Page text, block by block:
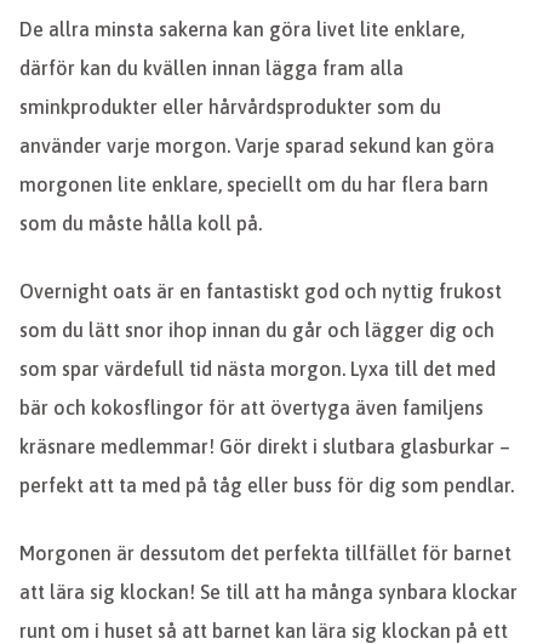
De allra minsta sakerna kan göra livet lite enklare,
därför kan du kvällen innan lägga fram alla
sminkprodukter eller hårvårdsprodukter som du
använder varje morgon. Varje sparad sekund kan göra
morgonen lite enklare, speciellt om du har flera barn
som du måste hålla koll på.
Overnight oats är en fantastiskt god och nyttig frukost
som du lätt snor ihop innan du går och lägger dig och
som spar värdefull tid nästa morgon. Lyxa till det med
bär och kokosflingor för att övertyga även familjens
kräsnare medlemmar! Gör direkt i slutbara glasburkar –
perfekt att ta med på tåg eller buss för dig som pendlar.
Morgonen är dessutom det perfekta tillfället för barnet
att lära sig klockan! Se till att ha många synbara klockar
runt om i huset så att barnet kan lära sig klockan på ett